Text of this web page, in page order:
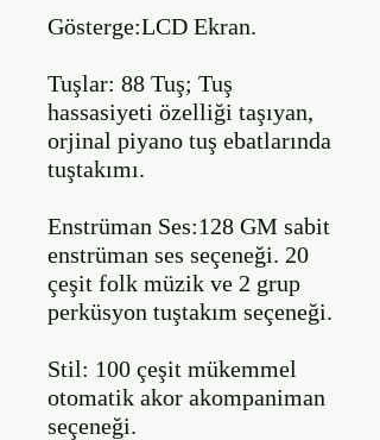
Gösterge:LCD Ekran.
Tuşlar: 88 Tuş; Tuş
hassasiyeti özelliği taşıyan,
orjinal piyano tuş ebatlarında
tuştakımı.
Enstrüman Ses:128 GM sabit
enstrüman ses seçeneği. 20
çeşit folk müzik ve 2 grup
perküsyon tuştakım seçeneği.
Stil: 100 çeşit mükemmel
otomatik akor akompaniman
seçeneği.